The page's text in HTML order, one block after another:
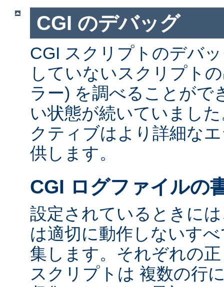
CGI のデバッグ
CGI スクリプトのデバ
していないスクリプト
ラー) を調べることがで
い状態が続いていまし
クティブはより詳細な
供します。
CGI ログファイルの
設定されているときに
は適切に動作しないす
集します。それぞれの
スクリプトは 複数の行